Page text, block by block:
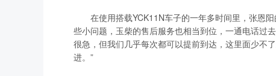
在使用搭载YCK11N车子的一年多时间里，张恩阳
些小问题，玉柴的售后服务也相当到位，一通电话过
很急，但我们几乎每次都可以提前到达，这里面少不
进。”